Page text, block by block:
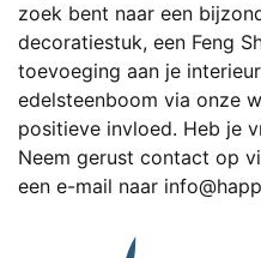
zoek bent naar een
decoratiestuk, een Feng
toevoeging aan je
edelsteenboom via onze
positieve invloed. Heb je
Neem gerust contact op
een e-mail naar